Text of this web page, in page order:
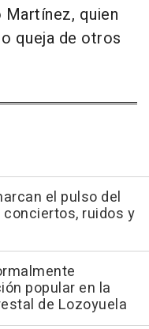
Martínez, quien
queja de otros
el pulso del
ruidos y
popular en la
de Lozoyuela